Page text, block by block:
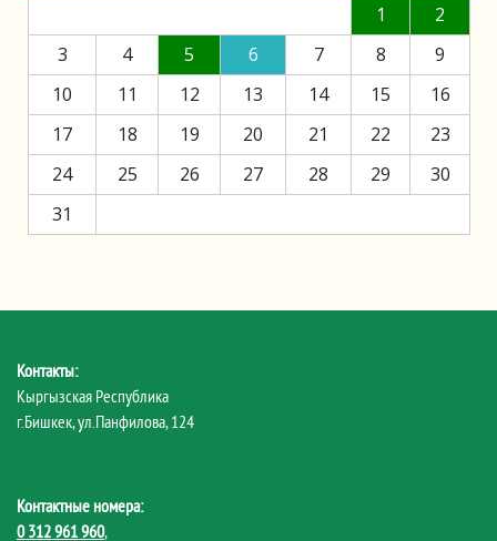
1
2
3
4 5 6 7 8
9
10
11 12 13 14 15
16
17
18 19 20 21 22
23
24
25 26 27 28 29
30
31
Контакты:
Кыргызская Республика
г.Бишкек, ул.Панфилова, 124
Контактные номера:
0 312 961 960,